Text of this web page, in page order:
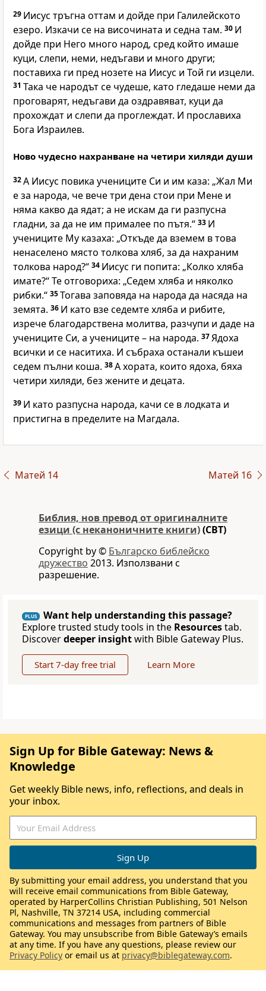
29 Иисус тръгна оттам и дойде при Галилейското
езеро. Изкачи се на височината и седна там. 30 И
дойде при Него много народ, сред който имаше
куци, слепи, неми, недъгави и много други;
поставиха ги пред нозете на Иисус и Той ги изцели.
31 Така че народът се чудеше, като гледаше неми да
проговарят, недъгави да оздравяват, куци да
прохождат и слепи да проглеждат. И прославиха
Бога Израилев.
Ново чудесно нахранване на четири хиляди души
32А Иисус повика учениците Си и им каза: „Жал Ми
е за народа, че вече три дена стои при Мене и
няма какво да ядат; а не искам да ги разпусна
гладни, за да не им прималее по пътя.“ 33 И
учениците Му казаха: „Откъде да вземем в това
ненаселено място толкова хляб, за да нахраним
толкова народ?“ 34 Иисус ги попита: „Колко хляба
имате?“ Те отговориха: „Седем хляба и няколко
рибки.“ 35Тогава заповяда на народа да насяда на
земята. 36 И като взе седемте хляба и рибите,
изрече благодарствена молитва, разчупи и даде на
учениците Си, а учениците – на народа. 37Ядоха
всички и се наситиха. И събраха останали къшеи
седем пълни коша. 38А хората, които ядоха, бяха
четири хиляди, без жените и децата.
39 И като разпусна народа, качи се в лодката и
пристигна в пределите на Магдала.
Матей 14 Матей 16
Библия, нов превод от оригиналните
езици (с неканоничните книги)(CBT)
Copyright by © Българско библейско
дружество 2013. Използвани с
разрешение.
PLUS
Want help understanding this passage?
Explore trusted study tools in the Resourcestab.
Discoverdeeper insightwith Bible Gateway Plus.
Start 7-day free trial Learn More
Sign Up for Bible Gateway: News &
Knowledge
Get weekly Bible news, info, reflections, and deals in
your inbox.
By submitting your email address, you understand that you
will receive email communications from Bible Gateway,
operated by HarperCollins Christian Publishing, 501 Nelson
Pl, Nashville, TN 37214 USA, including commercial
communications and messages from partners of Bible
Gateway. You may unsubscribe from Bible Gateway’s emails
at any time. If you have any questions, please review our
Privacy Policy or email us at privacy@biblegateway.com.